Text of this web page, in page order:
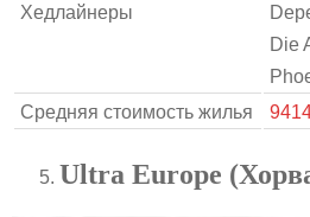
Хедлайнеры
Die
Средняя стоимость жилья
Ultra Europe